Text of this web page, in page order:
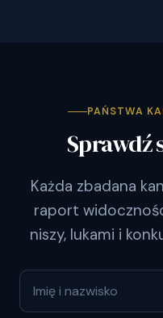
PAŃSTWA
Sprawdź
Każda zbadana
raport
niszy, lukami i